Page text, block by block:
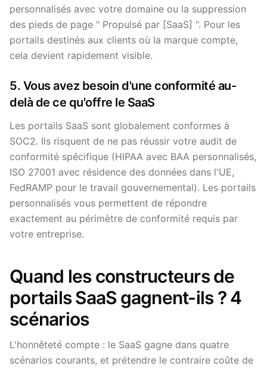
personnalisés avec votre domaine ou la suppression
des pieds de page " Propulsé par [SaaS] ". Pour les
portails destinés aux clients où la marque compte,
cela devient rapidement visible.
5. Vous avez besoin d'une conformité au-
delà de ce qu'offre le SaaS
Les portails SaaS sont globalement conformes à
SOC2. Ils risquent de ne pas réussir votre audit de
conformité spécifique (HIPAA avec BAA personnalisés,
ISO 27001 avec résidence des données dans l'UE,
FedRAMP pour le travail gouvernemental). Les portails
personnalisés vous permettent de répondre
exactement au périmètre de conformité requis par
votre entreprise.
Quand les constructeurs de
portails SaaS gagnent-ils ? 4
scénarios
L'honnêteté compte : le SaaS gagne dans quatre
scénarios courants, et prétendre le contraire coûte de